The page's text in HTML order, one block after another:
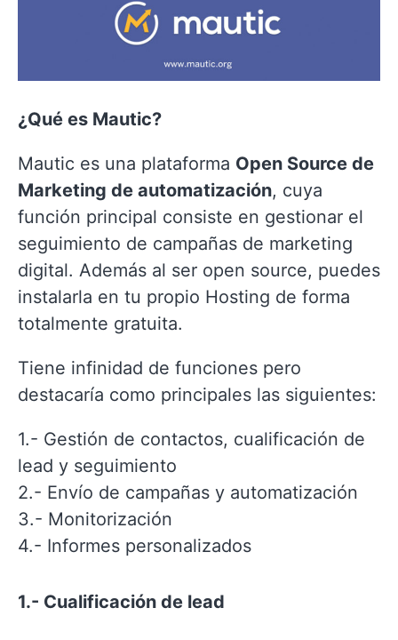
¿Qué es Mautic?
Mautic es una plataforma Open Source de
Marketing de automatización, cuya
función principal consiste en gestionar el
seguimiento de campañas de marketing
digital. Además al ser open source, puedes
instalarla en tu propio Hosting de forma
totalmente gratuita.
Tiene infinidad de funciones pero
destacaría como principales las siguientes:
1.- Gestión de contactos, cualificación de
lead y seguimiento
2.- Envío de campañas y automatización
3.- Monitorización
4.- Informes personalizados
1.- Cualificación de lead